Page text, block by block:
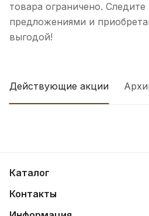
товара ограничено.
предложениями и
выгодой!
Действующие акции
Каталог
Контакты